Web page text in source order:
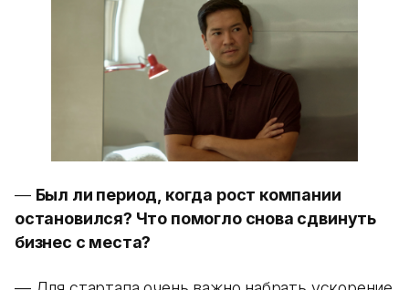
— Был ли период, когда рост компании
остановился? Что помогло снова сдвинуть
бизнес с места?